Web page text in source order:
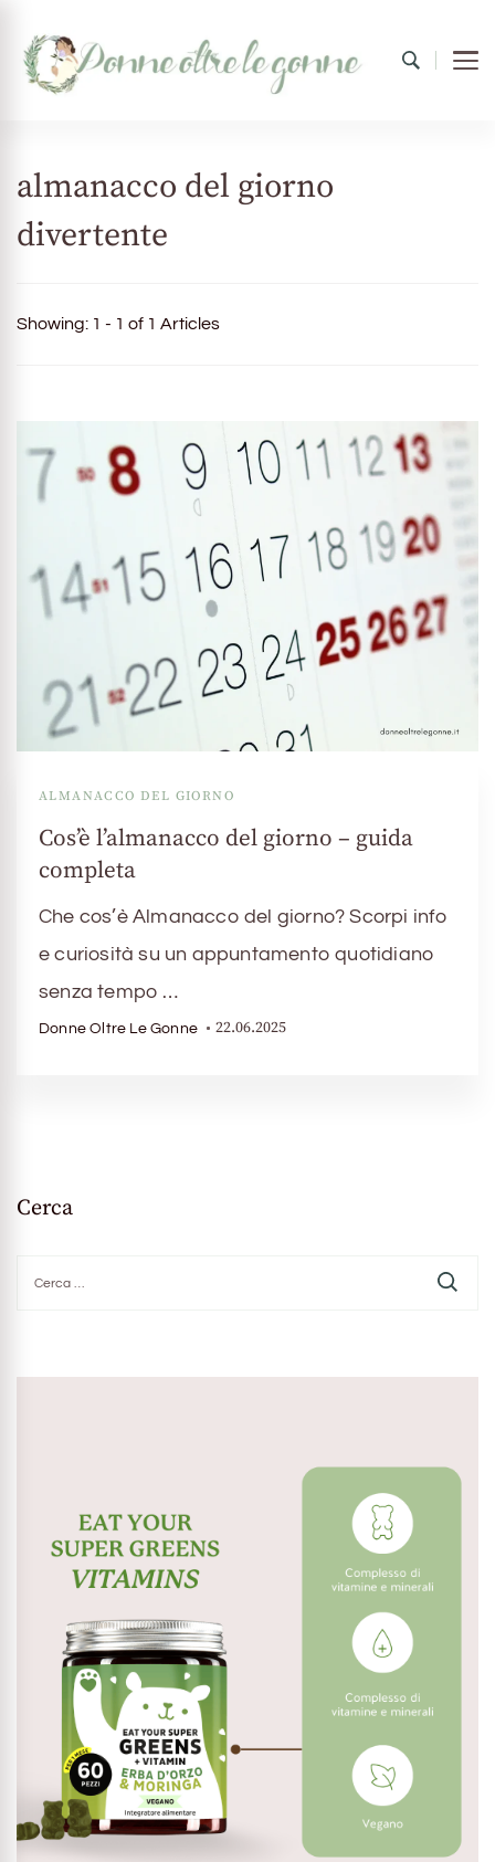
almanacco del giorno
divertente
Showing: 1 - 1 of 1 Articles
ALMANACCO DEL GIORNO
Cos’è l’almanacco del giorno – guida
completa
Che cos’è Almanacco del giorno? Scorpi info
e curiosità su un appuntamento quotidiano
senza tempo …
Donne Oltre Le Gonne 22.06.2025
Cerca
per: